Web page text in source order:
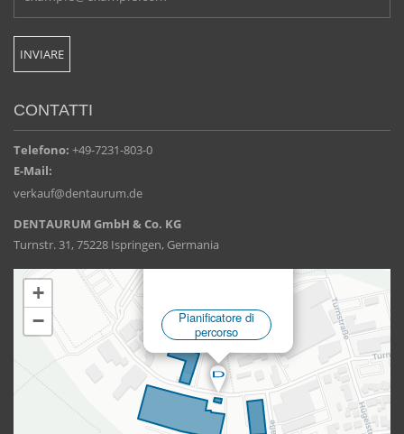
CONTATTI
Telefono: +49-7231-803-0
E-Mail:
verkauf@dentaurum.de
DENTAURUM GmbH & Co. KG
Turnstr. 31, 75228 Ispringen, Germania